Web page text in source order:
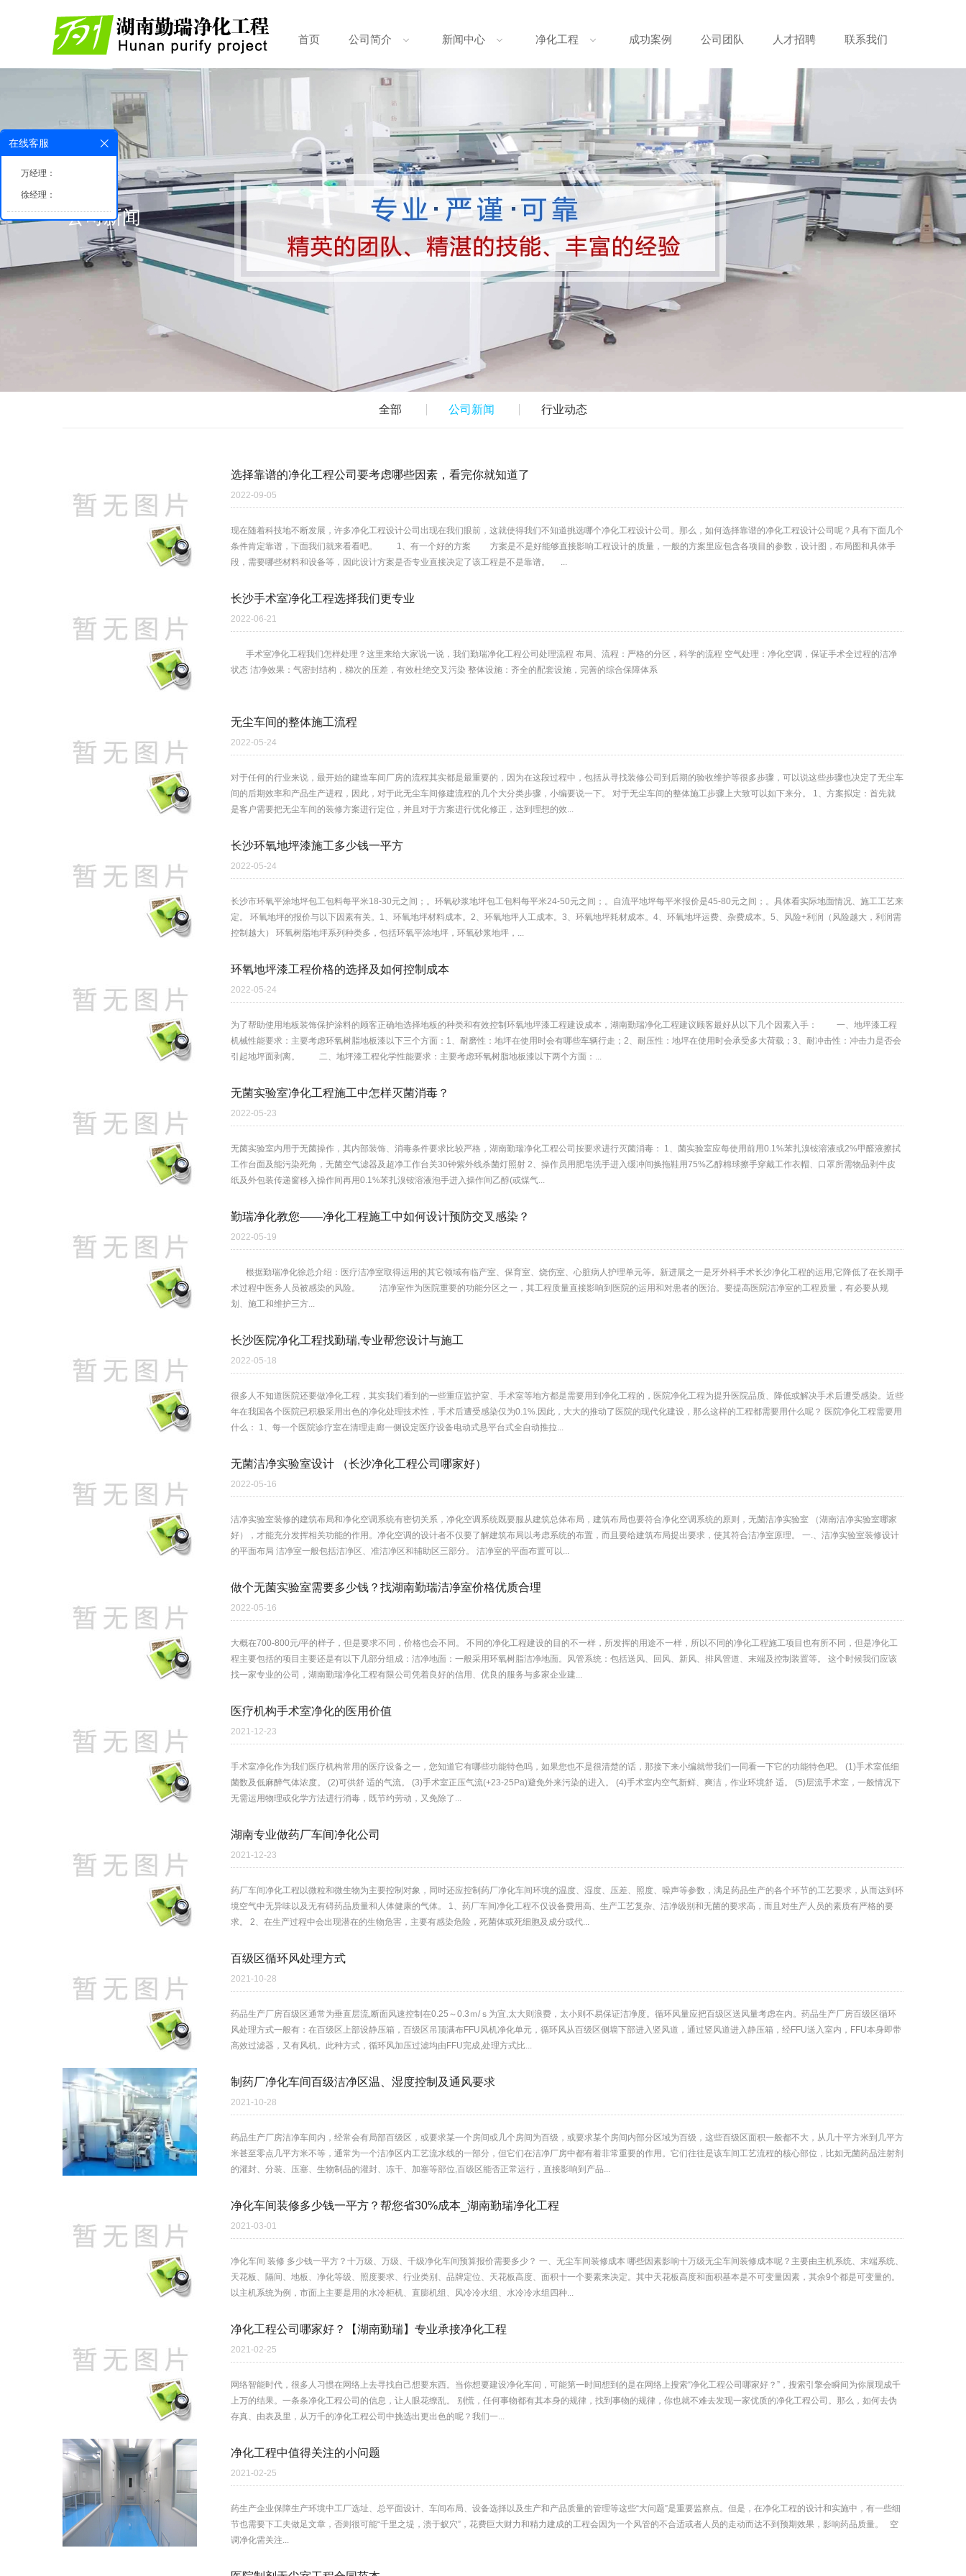
首页 公司简介 新闻中心 净化工程 成功案例 公司团队 人才招聘 联系我们
公司新闻
全部 公司新闻 行业动态
选择靠谱的净化工程公司要考虑哪些因素，看完你就知道了
2022-09-05
现在随着科技地不断发展，许多净化工程设计公司出现在我们眼前，这就使得我们不知道挑选哪个净化工程设计公司。那么，如何选择靠谱的净化工程设计公司呢？具有下面几个
条件肯定靠谱，下面我们就来看看吧。 1、有一个好的方案 方案是不是好能够直接影响工程设计的质量，一般的方案里应包含各项目的参数，设计图，布局图和具体手
段，需要哪些材料和设备等，因此设计方案是否专业直接决定了该工程是不是靠谱。 ...
长沙手术室净化工程选择我们更专业
2022-06-21
手术室净化工程我们怎样处理？这里来给大家说一说，我们勤瑞净化工程公司处理流程 布局、流程：严格的分区，科学的流程 空气处理：净化空调，保证手术全过程的洁净
状态 洁净效果：气密封结构，梯次的压差，有效杜绝交叉污染 整体设施：齐全的配套设施，完善的综合保障体系
无尘车间的整体施工流程
2022-05-24
对于任何的行业来说，最开始的建造车间厂房的流程其实都是最重要的，因为在这段过程中，包括从寻找装修公司到后期的验收维护等很多步骤，可以说这些步骤也决定了无尘车
间的后期效率和产品生产进程，因此，对于此无尘车间修建流程的几个大分类步骤，小编要说一下。 对于无尘车间的整体施工步骤上大致可以如下来分。 1、方案拟定：首先就
是客户需要把无尘车间的装修方案进行定位，并且对于方案进行优化修正，达到理想的效...
长沙环氧地坪漆施工多少钱一平方
2022-05-24
长沙市环氧平涂地坪包工包料每平米18-30元之间；。环氧砂浆地坪包工包料每平米24-50元之间；。自流平地坪每平米报价是45-80元之间；。具体看实际地面情况、施工工艺来
定。 环氧地坪的报价与以下因素有关。1、环氧地坪材料成本。2、环氧地坪人工成本。3、环氧地坪耗材成本。4、环氧地坪运费、杂费成本。5、风险+利润（风险越大，利润需
控制越大） 环氧树脂地坪系列种类多，包括环氧平涂地坪，环氧砂浆地坪，...
环氧地坪漆工程价格的选择及如何控制成本
2022-05-24
为了帮助使用地板装饰保护涂料的顾客正确地选择地板的种类和有效控制环氧地坪漆工程建设成本，湖南勤瑞净化工程建议顾客最好从以下几个因素入手： 一、地坪漆工程
机械性能要求：主要考虑环氧树脂地板漆以下三个方面：1、耐磨性：地坪在使用时会有哪些车辆行走；2、耐压性：地坪在使用时会承受多大荷载；3、耐冲击性：冲击力是否会
引起地坪面剥离。 二、地坪漆工程化学性能要求：主要考虑环氧树脂地板漆以下两个方面：...
无菌实验室净化工程施工中怎样灭菌消毒？
2022-05-23
无菌实验室内用于无菌操作，其内部装饰、消毒条件要求比较严格，湖南勤瑞净化工程公司按要求进行灭菌消毒： 1、菌实验室应每使用前用0.1%苯扎溴铵溶液或2%甲醛液擦拭
工作台面及能污染死角，无菌空气滤器及超净工作台关30钟紫外线杀菌灯照射 2、操作员用肥皂洗手进入缓冲间换拖鞋用75%乙醇棉球擦手穿戴工作衣帽、口罩所需物品剥牛皮
纸及外包装传递窗移入操作间再用0.1%苯扎溴铵溶液泡手进入操作间乙醇(或煤气...
勤瑞净化教您——净化工程施工中如何设计预防交叉感染？
2022-05-19
根据勤瑞净化徐总介绍：医疗洁净室取得运用的其它领域有临产室、保育室、烧伤室、心脏病人护理单元等。新进展之一是牙外科手术长沙净化工程的运用,它降低了在长期手
术过程中医务人员被感染的风险。 洁净室作为医院重要的功能分区之一，其工程质量直接影响到医院的运用和对患者的医治。要提高医院洁净室的工程质量，有必要从规
划、施工和维护三方...
长沙医院净化工程找勤瑞,专业帮您设计与施工
2022-05-18
很多人不知道医院还要做净化工程，其实我们看到的一些重症监护室、手术室等地方都是需要用到净化工程的，医院净化工程为提升医院品质、降低或解决手术后遭受感染。近些
年在我国各个医院已积极采用出色的净化处理技术性，手术后遭受感染仅为0.1%.因此，大大的推动了医院的现代化建设，那么这样的工程都需要用什么呢？ 医院净化工程需要用
什么： 1、每一个医院诊疗室在清理走廊一侧设定医疗设备电动式悬平台式全自动推拉...
无菌洁净实验室设计 （长沙净化工程公司哪家好）
2022-05-16
洁净实验室装修的建筑布局和净化空调系统有密切关系，净化空调系统既要服从建筑总体布局，建筑布局也要符合净化空调系统的原则，无菌洁净实验室 （湖南洁净实验室哪家
好），才能充分发挥相关功能的作用。净化空调的设计者不仅要了解建筑布局以考虑系统的布置，而且要给建筑布局提出要求，使其符合洁净室原理。 一.、洁净实验室装修设计
的平面布局 洁净室一般包括洁净区、准洁净区和辅助区三部分。 洁净室的平面布置可以...
做个无菌实验室需要多少钱？找湖南勤瑞洁净室价格优质合理
2022-05-16
大概在700-800元/平的样子，但是要求不同，价格也会不同。 不同的净化工程建设的目的不一样，所发挥的用途不一样，所以不同的净化工程施工项目也有所不同，但是净化工
程主要包括的项目主要还是有以下几部分组成：洁净地面：一般采用环氧树脂洁净地面。风管系统：包括送风、回风、新风、排风管道、末端及控制装置等。 这个时候我们应该
找一家专业的公司，湖南勤瑞净化工程有限公司凭着良好的信用、优良的服务与多家企业建...
医疗机构手术室净化的医用价值
2021-12-23
手术室净化作为我们医疗机构常用的医疗设备之一，您知道它有哪些功能特色吗，如果您也不是很清楚的话，那接下来小编就带我们一同看一下它的功能特色吧。 (1)手术室低细
菌数及低麻醉气体浓度。 (2)可供舒 适的气流。 (3)手术室正压气流(+23-25Pa)避免外来污染的进入。 (4)手术室内空气新鲜、爽洁，作业环境舒 适。 (5)层流手术室，一般情况下
无需运用物理或化学方法进行消毒，既节约劳动，又免除了...
湖南专业做药厂车间净化公司
2021-12-23
药厂车间净化工程以微粒和微生物为主要控制对象，同时还应控制药厂净化车间环境的温度、湿度、压差、照度、噪声等参数，满足药品生产的各个环节的工艺要求，从而达到环
境空气中无异味以及无有碍药品质量和人体健康的气体。 1、药厂车间净化工程不仅设备费用高、生产工艺复杂、洁净级别和无菌的要求高，而且对生产人员的素质有严格的要
求。 2、在生产过程中会出现潜在的生物危害，主要有感染危险，死菌体或死细胞及成分或代...
百级区循环风处理方式
2021-10-28
药品生产厂房百级区通常为垂直层流,断面风速控制在0.25～0.3ｍ/ｓ为宜,太大则浪费，太小则不易保证洁净度。循环风量应把百级区送风量考虑在内。药品生产厂房百级区循环
风处理方式一般有：在百级区上部设静压箱，百级区吊顶满布FFU风机净化单元，循环风从百级区侧墙下部进入竖风道，通过竖风道进入静压箱，经FFU送入室内，FFU本身即带
高效过滤器，又有风机。此种方式，循环风加压过滤均由FFU完成,处理方式比...
制药厂净化车间百级洁净区温、湿度控制及通风要求
2021-10-28
药品生产厂房洁净车间内，经常会有局部百级区，或要求某一个房间或几个房间为百级，或要求某个房间内部分区域为百级，这些百级区面积一般都不大，从几十平方米到几平方
米甚至零点几平方米不等，通常为一个洁净区内工艺流水线的一部分，但它们在洁净厂房中都有着非常重要的作用。它们往往是该车间工艺流程的核心部位，比如无菌药品注射剂
的灌封、分装、压塞、生物制品的灌封、冻干、加塞等部位,百级区能否正常运行，直接影响到产品...
净化车间装修多少钱一平方？帮您省30%成本_湖南勤瑞净化工程
2021-03-01
净化车间 装修 多少钱一平方？十万级、万级、千级净化车间预算报价需要多少？ 一、无尘车间装修成本 哪些因素影响十万级无尘车间装修成本呢？主要由主机系统、末端系统、
天花板、隔间、地板、净化等级、照度要求、行业类别、品牌定位、天花板高度、面积十一个要素来决定。其中天花板高度和面积基本是不可变量因素，其余9个都是可变量的。
以主机系统为例，市面上主要是用的水冷柜机、直膨机组、风冷冷水组、水冷冷水组四种...
净化工程公司哪家好？【湖南勤瑞】专业承接净化工程
2021-02-25
网络智能时代，很多人习惯在网络上去寻找自己想要东西。当你想要建设净化车间，可能第一时间想到的是在网络上搜索“净化工程公司哪家好？”，搜索引擎会瞬间为你展现成千
上万的结果。一条条净化工程公司的信息，让人眼花缭乱。 别慌，任何事物都有其本身的规律，找到事物的规律，你也就不难去发现一家优质的净化工程公司。那么，如何去伪
存真、由表及里，从万千的净化工程公司中挑选出更出色的呢？我们一...
净化工程中值得关注的小问题
2021-02-25
药生产企业保障生产环境中工厂选址、总平面设计、车间布局、设备选择以及生产和产品质量的管理等这些“大问题”是重要监察点。但是，在净化工程的设计和实施中，有一些细
节也需要下工夫做足文章，否则很可能“千里之堤，溃于蚁穴”，花费巨大财力和精力建成的工程会因为一个风管的不合适或者人员的走动而达不到预期效果，影响药品质量。 空
调净化需关注...
在线客服
万经理：
徐经理：